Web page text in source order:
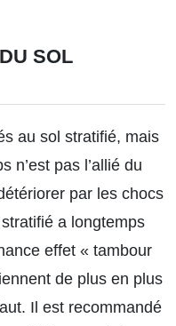
SOL
au sol stratifié, mais
n’est pas l’allié du
par les chocs
a longtemps
effet « tambour
de plus en plus
Il est recommandé